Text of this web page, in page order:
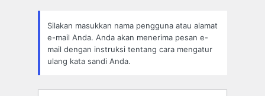
Silakan masukkan nama pengguna atau alamat
e-mail Anda. Anda akan menerima pesan e-
mail dengan instruksi tentang cara mengatur
ulang kata sandi Anda.